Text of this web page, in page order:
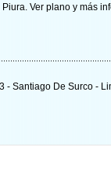
Piura. Ver plano y más
- Santiago De Surco -